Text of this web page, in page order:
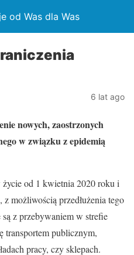
od Was dla Was
6 lat ago
nowych, zaostrzonych
w związku z epidemią
od 1 kwietnia 2020 roku i
możliwością przedłużenia tego
z przebywaniem w strefie
transportem publicznym,
pracy, czy sklepach.